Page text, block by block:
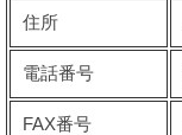
住所
電話番号
FAX番号